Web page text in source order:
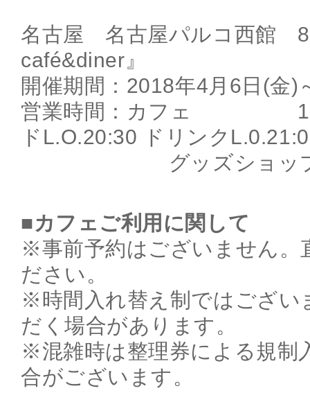
名古屋 名古屋パルコ西館
café&diner』
開催期間：2018年4月6日(金)
営業時間：カフェ
ドL.O.20:30 ドリンク
グッズショップ
■カフェご利用に関して
※事前予約はございません。
ださい。
※時間入れ替え制ではござい
だく場合があります。
※混雑時は整理券による規制
合がございます。